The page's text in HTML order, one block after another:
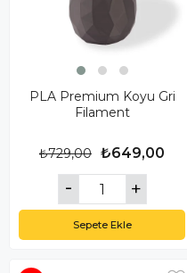
PLA Premium Koyu Gri
Filament
₺649,00
₺729,00
Sepete Ekle